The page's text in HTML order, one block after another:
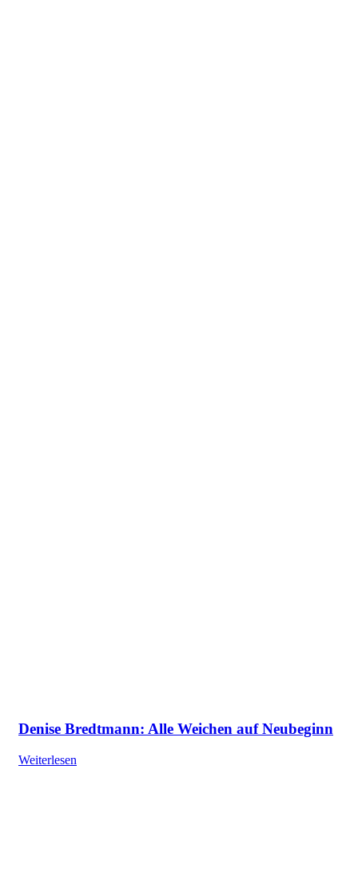
Denise Bredtmann: Alle Weichen auf Neubeginn
Weiterlesen